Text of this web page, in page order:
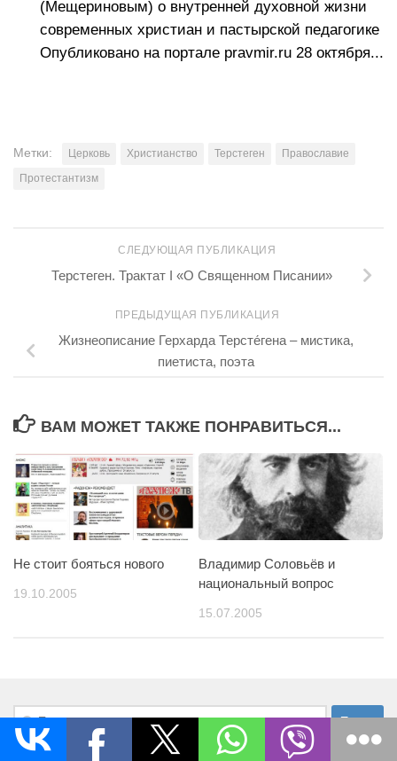
(Мещериновым) о внутренней духовной жизни
современных христиан и пастырской педагогике
Опубликовано на портале pravmir.ru 28 октября...
Метки: Церковь Христианство Терстеген
Православие
Протестантизм
СЛЕДУЮЩАЯ ПУБЛИКАЦИЯ
Терстеген. Трактат I «О Священном Писании»
ПРЕДЫДУЩАЯ ПУБЛИКАЦИЯ
Жизнеописание Герхарда Терсте́гена – мистика,
пиетиста, поэта
ВАМ МОЖЕТ ТАКЖЕ ПОНРАВИТЬСЯ...
Не стоит бояться нового
19.10.2005
Владимир Соловьёв и
национальный вопрос
15.07.2005
Найти: